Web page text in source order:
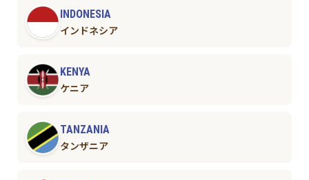
INDONESIA
インドネシア
KENYA
ケニア
TANZANIA
タンザニア